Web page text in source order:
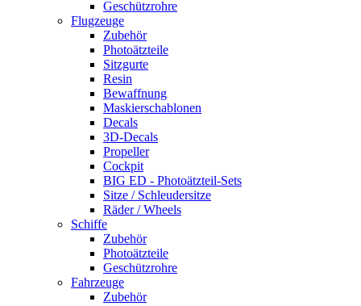
Geschützrohre
Flugzeuge
Zubehör
Photoätzteile
Sitzgurte
Resin
Bewaffnung
Maskierschablonen
Decals
3D-Decals
Propeller
Cockpit
BIG ED - Photoätzteil-Sets
Sitze / Schleudersitze
Räder / Wheels
Schiffe
Zubehör
Photoätzteile
Geschützrohre
Fahrzeuge
Zubehör